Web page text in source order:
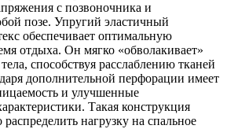
с позвоночника и
позе. Упругий эластичный
обеспечивает оптимальную
отдыха. Он мягко «обволакивает»
способствуя расслаблению тканей
дополнительной перфорации имеет
и улучшенные
Такая конструкция
нагрузку на спальное